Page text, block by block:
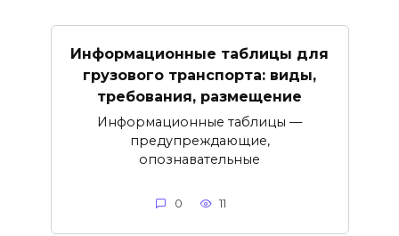
Информационные таблицы для
грузового транспорта: виды,
требования, размещение
Информационные таблицы —
предупреждающие,
опознавательные
0 11